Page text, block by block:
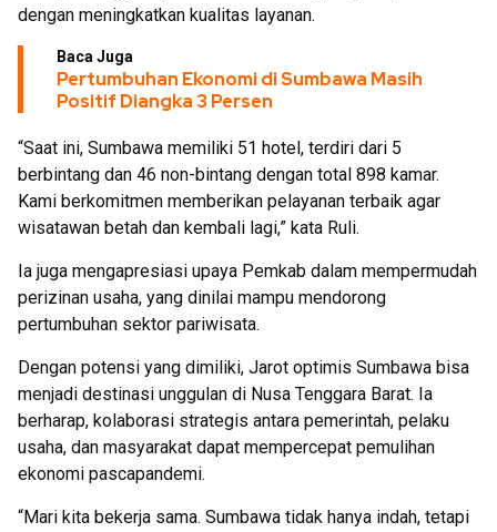
dengan meningkatkan kualitas layanan.
Baca Juga
Pertumbuhan Ekonomi di Sumbawa Masih
Positif Diangka 3 Persen
“Saat ini, Sumbawa memiliki 51 hotel, terdiri dari 5
berbintang dan 46 non-bintang dengan total 898 kamar.
Kami berkomitmen memberikan pelayanan terbaik agar
wisatawan betah dan kembali lagi,” kata Ruli.
Ia juga mengapresiasi upaya Pemkab dalam mempermudah
perizinan usaha, yang dinilai mampu mendorong
pertumbuhan sektor pariwisata.
Dengan potensi yang dimiliki, Jarot optimis Sumbawa bisa
menjadi destinasi unggulan di Nusa Tenggara Barat. Ia
berharap, kolaborasi strategis antara pemerintah, pelaku
usaha, dan masyarakat dapat mempercepat pemulihan
ekonomi pascapandemi.
“Mari kita bekerja sama. Sumbawa tidak hanya indah, tetapi